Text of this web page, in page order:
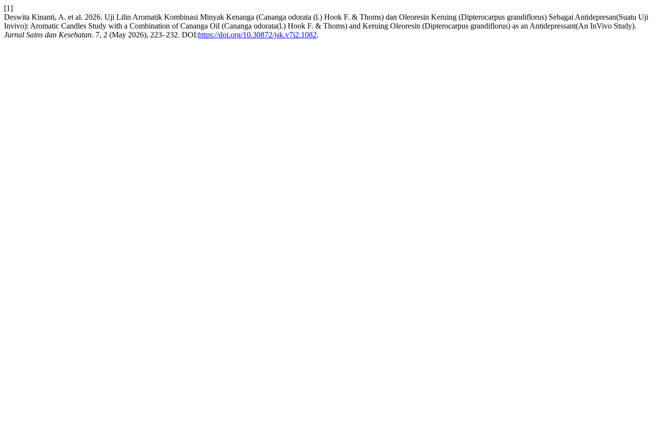
[1]
Deswita Kinanti, A. et al. 2026. Uji Lilin Aromatik Kombinasi Minyak Kenanga (Cananga odorata (l.) Hook F. & Thoms) dan Oleoresin Keruing (Dipterocarpus grandiflorus) Sebagai Antidepresan(Suatu Uji
Invivo): Aromatic Candles Study with a Combination of Cananga Oil (Cananga odorata(l.) Hook F. & Thoms) and Keruing Oleoresin (Dipterocarpus grandiflorus) as an Antidepressant(An InVivo Study).
Jurnal Sains dan Kesehatan. 7, 2 (May 2026), 223–232. DOI:https://doi.org/10.30872/jsk.v7i2.1082.